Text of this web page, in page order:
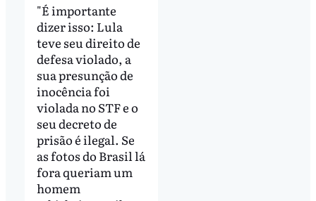
"É importante
dizer isso: Lula
teve seu direito de
defesa violado, a
sua presunção de
inocência foi
violada no STF e o
seu decreto de
prisão é ilegal. Se
as fotos do Brasil lá
fora queriam um
homem